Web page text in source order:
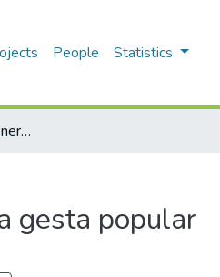
People Statistics
La revolución del 6 de enero o la biografía de una gesta popular
gesta popular